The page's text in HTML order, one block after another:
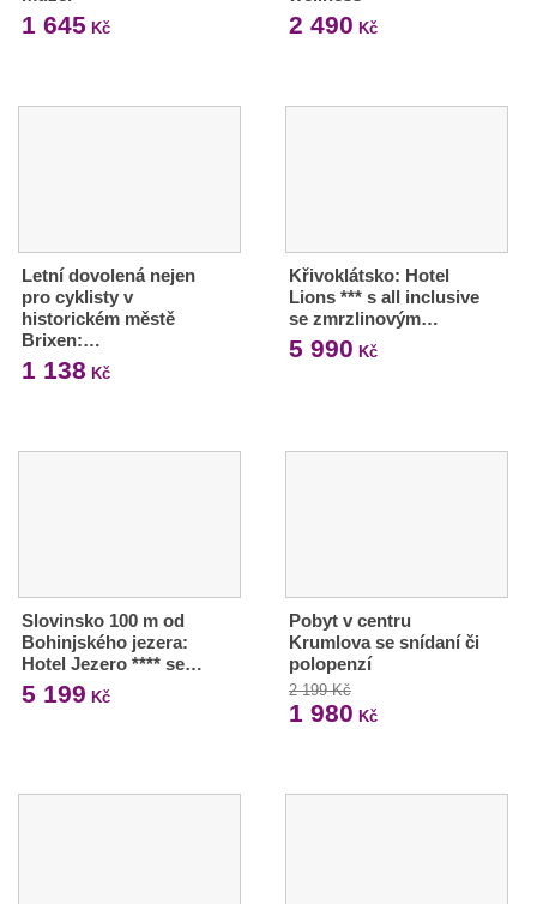
1 645 Kč 2 490 Kč
Letní dovolená nejen
pro cyklisty v
historickém městě
Brixen:…
1 138 Kč
Křivoklátsko: Hotel
Lions *** s all inclusive
se zmrzlinovým…
5 990 Kč
Slovinsko 100 m od
Bohinjského jezera:
Hotel Jezero **** se…
5 199 Kč
Pobyt v centru
Krumlova se snídaní či
polopenzí
2 199 Kč
1 980 Kč